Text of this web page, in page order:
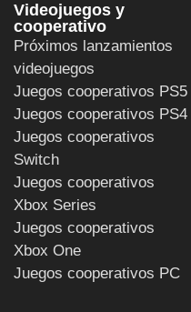
Videojuegos y
cooperativo
Próximos lanzamientos
videojuegos
Juegos cooperativos PS5
Juegos cooperativos PS4
Juegos cooperativos
Switch
Juegos cooperativos
Xbox Series
Juegos cooperativos
Xbox One
Juegos cooperativos PC